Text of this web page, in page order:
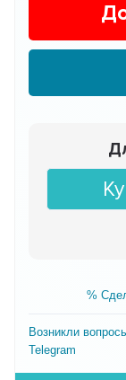
%
Возникли
Telegram